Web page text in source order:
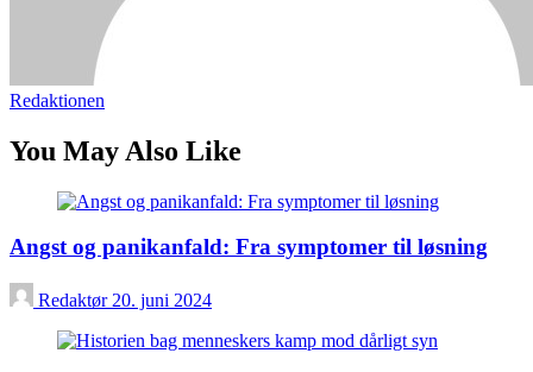
Redaktionen
You May Also Like
Angst og panikanfald: Fra symptomer til løsning
Redaktør 20. juni 2024